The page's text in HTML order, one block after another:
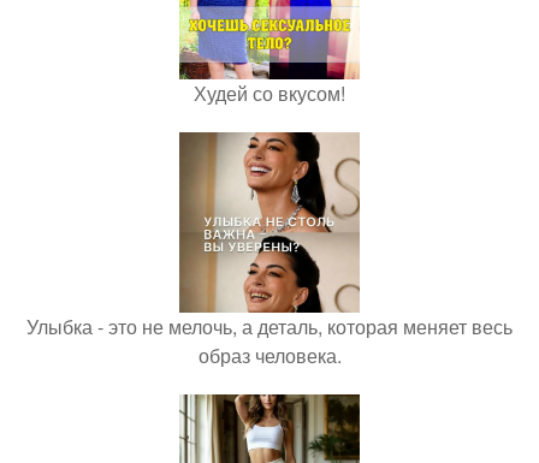
Худей со вкусом!
Улыбка - это не мелочь, а деталь, которая меняет весь
образ человека.